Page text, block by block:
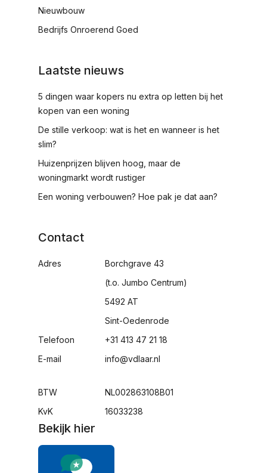
Nieuwbouw
Bedrijfs Onroerend Goed
Laatste nieuws
5 dingen waar kopers nu extra op letten bij het
kopen van een woning
De stille verkoop: wat is het en wanneer is het
slim?
Huizenprijzen blijven hoog, maar de
woningmarkt wordt rustiger
Een woning verbouwen? Hoe pak je dat aan?
Contact
Adres
Telefoon
E-mail
BTW
KvK
Borchgrave 43
(t.o. Jumbo Centrum)
5492 AT
Sint-Oedenrode
+31 413 47 21 18
info@vdlaar.nl
NL002863108B01
16033238
Bekijk hier